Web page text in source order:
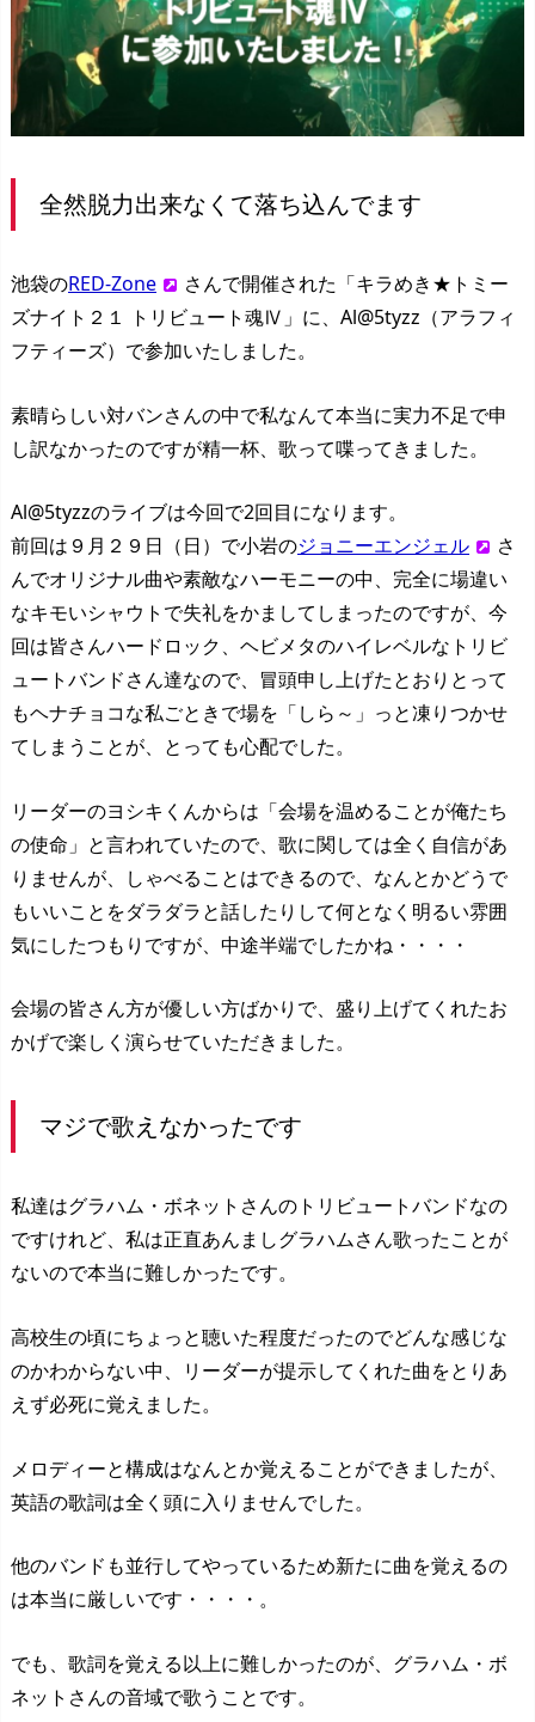
全然脱力出来なくて落ち込んでます
池袋のRED-Zone
さんで開催された「キラめき★トミー
ズナイト２１ トリビュート魂Ⅳ」に、Al@5tyzz（アラフィ
フティーズ）で参加いたしました。
素晴らしい対バンさんの中で私なんて本当に実力不足で申
し訳なかったのですが精一杯、歌って喋ってきました。
Al@5tyzzのライブは今回で2回目になります。
前回は９月２９日（日）で小岩のジョニーエンジェル
さ
んでオリジナル曲や素敵なハーモニーの中、完全に場違い
なキモいシャウトで失礼をかましてしまったのですが、今
回は皆さんハードロック、ヘビメタのハイレベルなトリビ
ュートバンドさん達なので、冒頭申し上げたとおりとって
もヘナチョコな私ごときで場を「しら～」っと凍りつかせ
てしまうことが、とっても心配でした。
リーダーのヨシキくんからは「会場を温めることが俺たち
の使命」と言われていたので、歌に関しては全く自信があ
りませんが、しゃべることはできるので、なんとかどうで
もいいことをダラダラと話したりして何となく明るい雰囲
気にしたつもりですが、中途半端でしたかね・・・・
会場の皆さん方が優しい方ばかりで、盛り上げてくれたお
かげで楽しく演らせていただきました。
マジで歌えなかったです
私達はグラハム・ボネットさんのトリビュートバンドなの
ですけれど、私は正直あんましグラハムさん歌ったことが
ないので本当に難しかったです。
高校生の頃にちょっと聴いた程度だったのでどんな感じな
のかわからない中、リーダーが提示してくれた曲をとりあ
えず必死に覚えました。
メロディーと構成はなんとか覚えることができましたが、
英語の歌詞は全く頭に入りませんでした。
他のバンドも並行してやっているため新たに曲を覚えるの
は本当に厳しいです・・・・。
でも、歌詞を覚える以上に難しかったのが、グラハム・ボ
ネットさんの音域で歌うことです。